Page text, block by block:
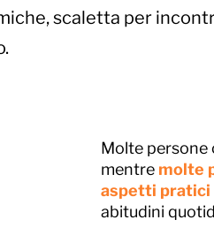
scaletta per
Molte persone
mentre molte
aspetti pratici
abitudini